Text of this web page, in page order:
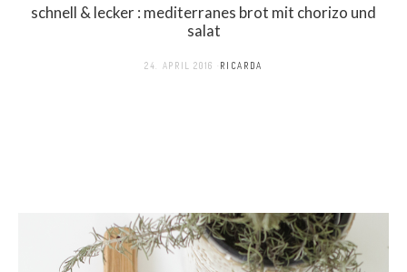
schnell & lecker : mediterranes brot mit chorizo und
salat
24. APRIL 2016 RICARDA